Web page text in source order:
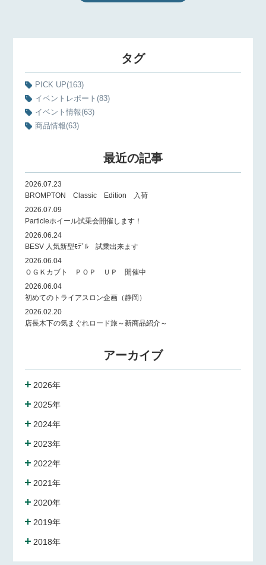
タグ
PICK UP(163)
イベントレポート(83)
イベント情報(63)
商品情報(63)
最近の記事
2026.07.23
BROMPTON Classic Edition 入荷
2026.07.09
Particleホイール試乗会開催します！
2026.06.24
BESV 人気新型ﾓﾃﾞﾙ 試乗出来ます
2026.06.04
ＯＧＫカブト ＰＯＰ ＵＰ 開催中
2026.06.04
初めてのトライアスロン企画（静岡）
2026.02.20
店長木下の気まぐれロード旅～新商品紹介～
アーカイブ
2026年
2025年
2024年
2023年
2022年
2021年
2020年
2019年
2018年